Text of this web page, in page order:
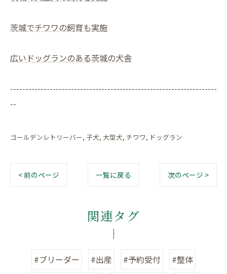
茨城でチワワの飼育も実施
広いドッグランのある茨城の犬舎
--------------------------------------------------------------------
--
ゴールデンレトリーバー 子犬 大型犬 チワワ ドッグラン
< 前のページ 一覧に戻る 次のページ >
関連タグ
#ブリーダー #出産 #予約受付
#整体